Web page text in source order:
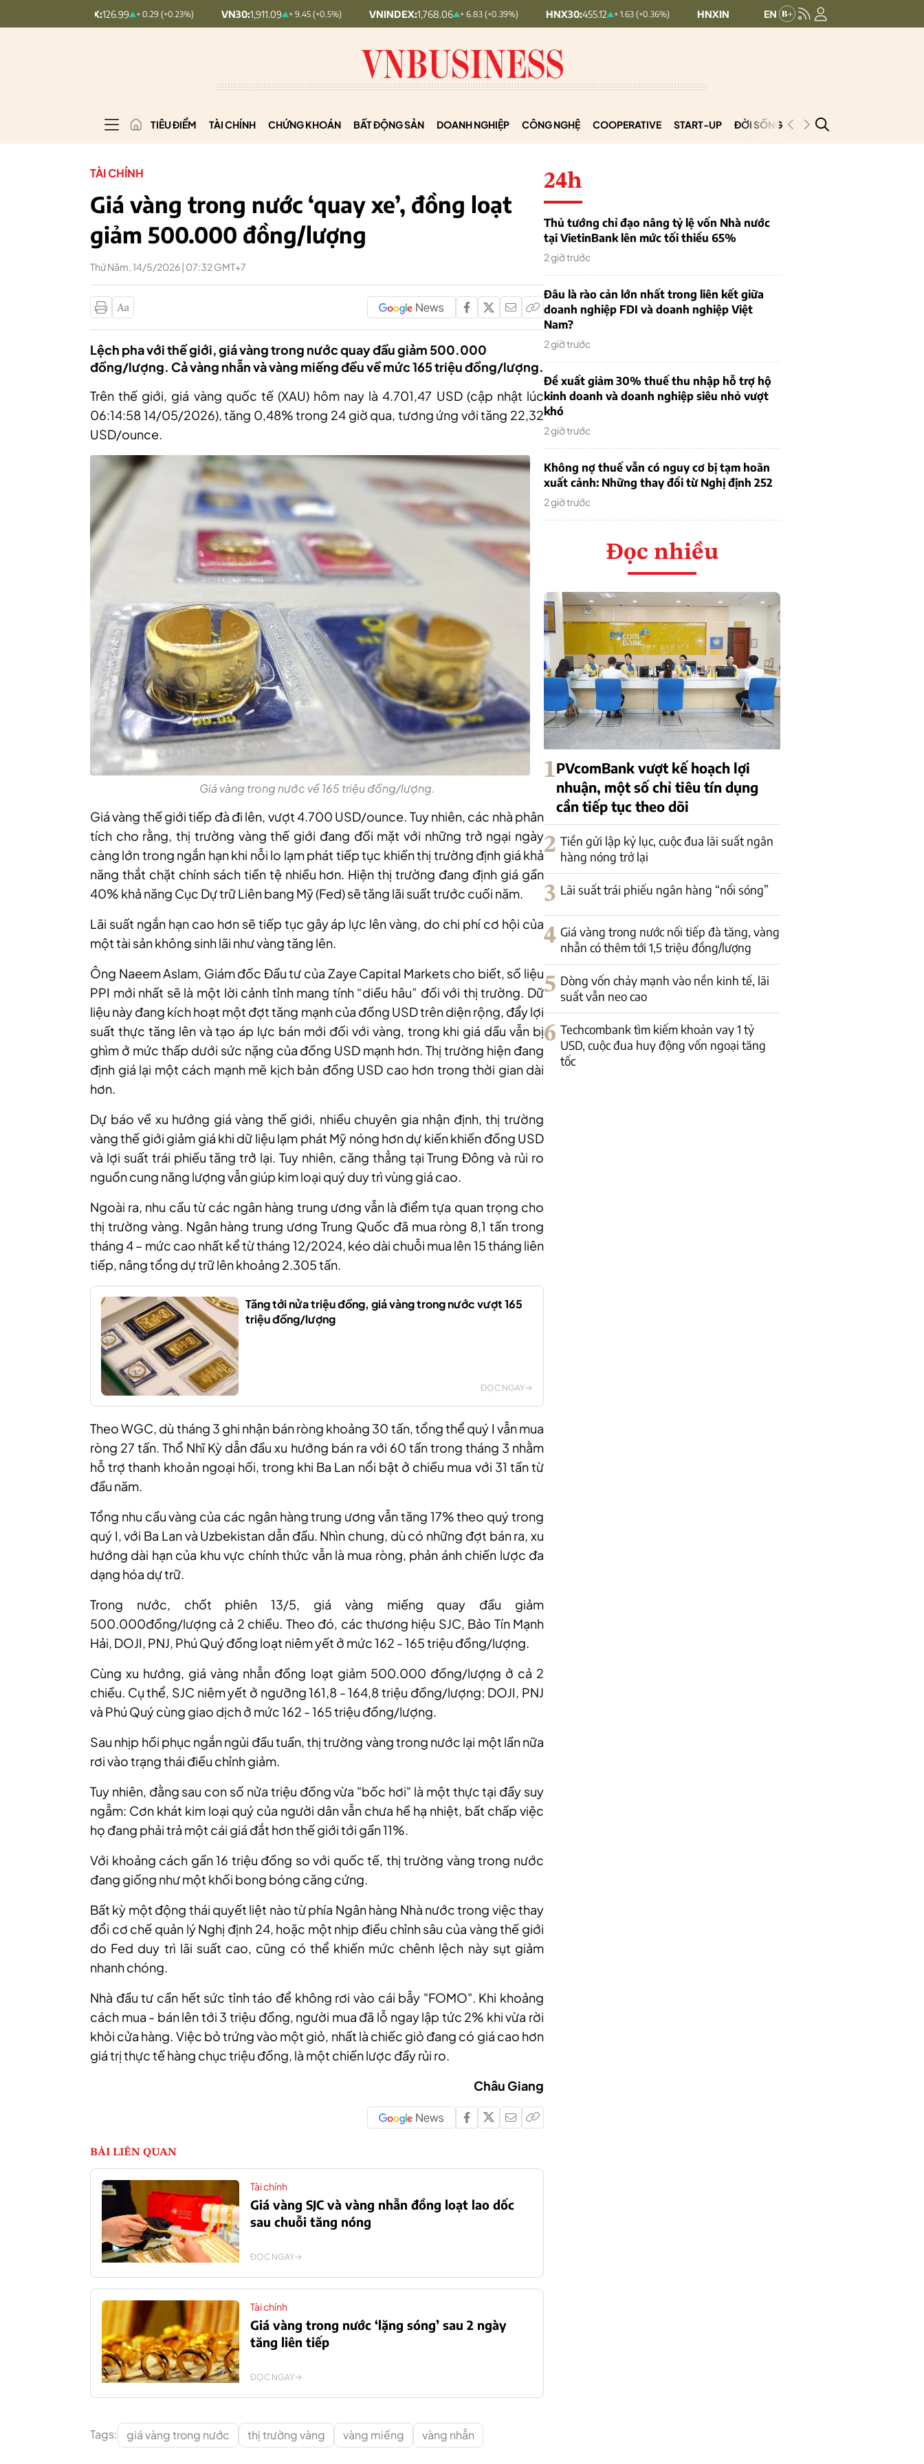
+ 0.29 (+0.23%) VN30:1,911.09 + 9.45 (+0.5%) VNINDEX: 1,768.06 + 6.83 (+0.39%) HNX30:455.12 + 1.63 (+0.36%) HNXINDEX: 293.44 + 0.25 (+0.09%) UPCOMINDEX:
TIÊU ĐIỂM TÀI CHÍNH CHỨNG KHOÁN BẤT ĐỘNG SẢN DOANH NGHIỆP CÔNG NGHỆ COOPERATIVE START-UP ĐỜI SỐNG PODCAST
TÀI CHÍNH
Giá vàng trong nước ‘quay xe’, đồng loạt
giảm 500.000 đồng/lượng
Thứ Năm, 14/5/2026 | 07:32 GMT+7
Lệch pha với thế giới, giá vàng trong nước quay đầu giảm 500.000
đồng/lượng. Cả vàng nhẫn và vàng miếng đều về mức 165 triệu đồng/lượng.
Trên thế giới, giá vàng quốc tế (XAU) hôm nay là 4.701,47 USD (cập nhật lúc
06:14:58 14/05/2026),tăng 0,48% trong 24 giờ qua, tương ứng với tăng 22,32
USD/ounce.
Giá vàng trong nước về 165 triệu đồng/lượng.
Giá vàng thế giới tiếp đà đi lên, vượt 4.700 USD/ounce. Tuy nhiên, các nhà phân
tích cho rằng, thị trường vàng thế giới đang đối mặt với những trở ngại ngày
càng lớn trong ngắn hạn khi nỗi lo lạm phát tiếp tục khiến thị trường định giá khả
năng thắt chặt chính sách tiền tệ nhiều hơn. Hiện thị trường đang định giá gần
40% khả năng Cục Dự trữ Liên bang Mỹ (Fed) sẽ tăng lãi suất trước cuối năm.
Lãi suất ngắn hạn cao hơn sẽ tiếp tục gây áp lực lên vàng, do chi phí cơ hội của
một tài sản không sinh lãi như vàng tăng lên.
Ông Naeem Aslam, Giám đốc Đầu tư của Zaye Capital Markets cho biết, số liệu
PPI mới nhất sẽ là một lời cảnh tỉnh mang tính “diều hâu” đối với thị trường. Dữ
liệu này đang kích hoạt một đợt tăng mạnh của đồng USD trên diện rộng, đẩy lợi
suất thực tăng lên và tạo áp lực bán mới đối với vàng, trong khi giá dầu vẫn bị
ghìm ở mức thấp dưới sức nặng của đồng USD mạnh hơn. Thị trường hiện đang
định giá lại một cách mạnh mẽ kịch bản đồng USD cao hơn trong thời gian dài
hơn.
Dự báo về xu hướng giá vàng thế giới, nhiều chuyên gia nhận định, thị trường
vàng thế giới giảm giá khi dữ liệu lạm phát Mỹ nóng hơn dự kiến khiến đồng USD
và lợi suất trái phiếu tăng trở lại. Tuy nhiên, căng thẳng tại Trung Đông và rủi ro
nguồn cung năng lượng vẫn giúp kim loại quý duy trì vùng giá cao.
Ngoài ra, nhu cầu từ các ngân hàng trung ương vẫn là điểm tựa quan trọng cho
thị trường vàng. Ngân hàng trung ương Trung Quốc đã mua ròng 8,1 tấn trong
tháng 4 – mức cao nhất kể từ tháng 12/2024, kéo dài chuỗi mua lên 15 tháng liên
tiếp, nâng tổng dự trữ lên khoảng 2.305 tấn.
ĐỌC NGAY
Tăng tới nửa triệu đồng, giá vàng trong nước vượt 165
triệu đồng/lượng
Theo WGC, dù tháng 3 ghi nhận bán ròng khoảng 30 tấn, tổng thể quý I vẫn mua
ròng 27 tấn. Thổ Nhĩ Kỳ dẫn đầu xu hướng bán ra với 60 tấn trong tháng 3 nhằm
hỗ trợ thanh khoản ngoại hối, trong khi Ba Lan nổi bật ở chiều mua với 31 tấn từ
đầu năm.
Tổng nhu cầu vàng của các ngân hàng trung ương vẫn tăng 17% theo quý trong
quý I, với Ba Lan và Uzbekistan dẫn đầu. Nhìn chung, dù có những đợt bán ra, xu
hướng dài hạn của khu vực chính thức vẫn là mua ròng, phản ánh chiến lược đa
dạng hóa dự trữ.
Trong nước, chốt phiên 13/5, giá vàng miếng quay đầu giảm
500.000đồng/lượng cả 2 chiều. Theo đó, các thương hiệu SJC, Bảo Tín Mạnh
Hải, DOJI, PNJ, Phú Quý đồng loạt niêm yết ở mức 162 - 165 triệu đồng/lượng.
Cùng xu hướng, giá vàng nhẫn đồng loạt giảm 500.000 đồng/lượng ở cả 2
chiều. Cụ thể, SJC niêm yết ở ngưỡng 161,8 - 164,8 triệu đồng/lượng; DOJI, PNJ
và Phú Quý cùng giao dịch ở mức 162 - 165 triệu đồng/lượng.
Sau nhịp hồi phục ngắn ngủi đầu tuần, thị trường vàng trong nước lại một lần nữa
rơi vào trạng thái điều chỉnh giảm.
Tuy nhiên, đằng sau con số nửa triệu đồng vừa "bốc hơi" là một thực tại đầy suy
ngẫm: Cơn khát kim loại quý của người dân vẫn chưa hề hạ nhiệt, bất chấp việc
họ đang phải trả một cái giá đắt hơn thế giới tới gần 11%.
Với khoảng cách gần16 triệu đồng so với quốc tế, thị trường vàng trong nước
đang giống như một khối bong bóng căng cứng.
Bất kỳ một động thái quyết liệt nào từ phía Ngân hàng Nhà nước trong việc thay
đổi cơ chế quản lý Nghị định 24, hoặc một nhịp điều chỉnh sâu của vàng thế giới
do Fed duy trì lãi suất cao, cũng có thể khiến mức chênh lệch này sụt giảm
nhanh chóng.
Nhà đầu tư cần hết sức tỉnh táo để không rơi vào cái bẫy "FOMO". Khi khoảng
cách mua - bán lên tới 3 triệu đồng, người mua đã lỗ ngay lập tức 2% khi vừa rời
khỏi cửa hàng. Việc bỏ trứng vào một giỏ, nhất là chiếc giỏ đang có giá cao hơn
giá trị thực tế hàng chục triệu đồng, là một chiến lược đầy rủi ro.
Châu Giang
BÀI LIÊN QUAN
Tài chính
Giá vàng SJC và vàng nhẫn đồng loạt lao dốc
sau chuỗi tăng nóng
ĐỌC NGAY
Tài chính
Giá vàng trong nước ‘lặng sóng’ sau 2 ngày
tăng liên tiếp
ĐỌC NGAY
Tags: giá vàng trong nước thị trường vàng vàng miếng vàng nhẫn
24h
Thủ tướng chỉ đạo nâng tỷ lệ vốn Nhà nước
tại VietinBank lên mức tối thiểu 65%
2 giờ trước
Đâu là rào cản lớn nhất trong liên kết giữa
doanh nghiệp FDI và doanh nghiệp Việt
Nam?
2 giờ trước
Đề xuất giảm 30% thuế thu nhập hỗ trợ hộ
kinh doanh và doanh nghiệp siêu nhỏ vượt
khó
2 giờ trước
Không nợ thuế vẫn có nguy cơ bị tạm hoãn
xuất cảnh: Những thay đổi từ Nghị định 252
2 giờ trước
Đọc nhiều
1PVcomBank vượt kế hoạch lợi
nhuận, một số chỉ tiêu tín dụng
cần tiếp tục theo dõi
2 Tiền gửi lập kỷ lục, cuộc đua lãi suất ngân
hàng nóng trở lại
3 Lãi suất trái phiếu ngân hàng “nổi sóng”
4 Giá vàng trong nước nối tiếp đà tăng, vàng
nhẫn có thêm tới 1,5 triệu đồng/lượng
5 Dòng vốn chảy mạnh vào nền kinh tế, lãi
suất vẫn neo cao
6 Techcombank tìm kiếm khoản vay 1 tỷ
USD, cuộc đua huy động vốn ngoại tăng
tốc